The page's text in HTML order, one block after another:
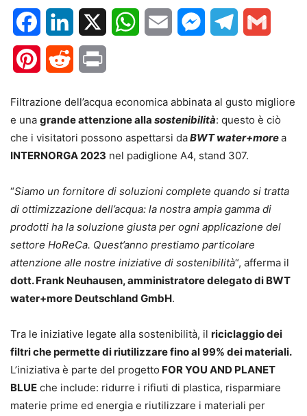
FacebookLinkedIn WhatsApp
Email MessengerTelegram
PinterestReddit
Filtrazione dell’acqua economica abbinata al gusto migliore
e una grande attenzione alla sostenibilità: questo è ciò
che i visitatori possono aspettarsi daBWT water+morea
INTERNORGA 2023 nel padiglione A4, stand 307.
“Siamo un fornitore di soluzioni complete quando si tratta
di ottimizzazione dell’acqua: la nostra ampia gamma di
prodotti ha la soluzione giusta per ogni applicazione del
settore HoReCa. Quest’anno prestiamo particolare
attenzione alle nostre iniziative di sostenibilità“, afferma il
dott. Frank Neuhausen, amministratore delegato di BWT
water+more Deutschland GmbH.
Tra le iniziative legate alla sostenibilità, il riciclaggio dei
filtri che permette di riutilizzare fino al 99% dei materiali.
L’iniziativa è parte del progetto FOR YOU AND PLANET
BLUE che include: ridurre i rifiuti di plastica, risparmiare
materie prime ed energia e riutilizzare i materiali per